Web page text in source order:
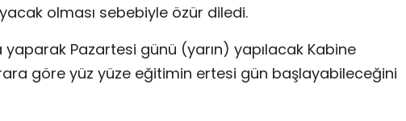
olması sebebiyle özür diledi.
Pazartesi günü (yarın) yapılacak Kabine
göre yüz yüze eğitimin ertesi gün başlayabileceğini